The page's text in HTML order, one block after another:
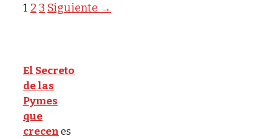
Página
1 Página
2 Página
3 Siguiente →
El Secreto
de las
Pymes
que
crecenes